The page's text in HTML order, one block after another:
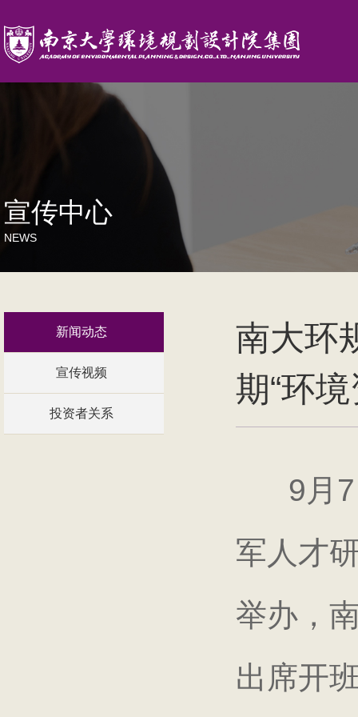
宣传中心
NEWS
新闻动态
宣传视频
投资者关系
南大环
期“环
9月
军人才
举办，
出席开